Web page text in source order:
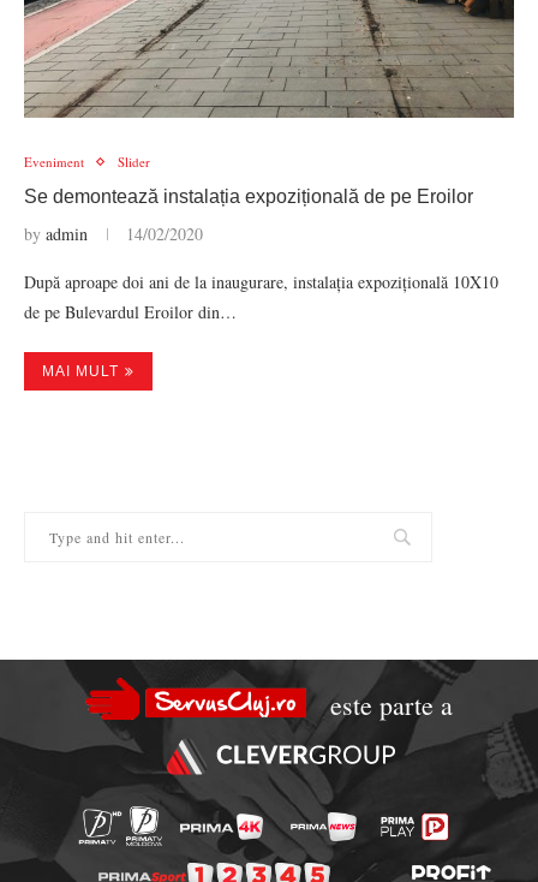
Eveniment Slider
Se demontează instalația expozițională de pe Eroilor
by admin 14/02/2020
După aproape doi ani de la inaugurare, instalația expozițională 10X10
de pe Bulevardul Eroilor din…
MAI MULT
este parte a